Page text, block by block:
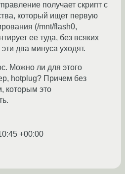
получает скрипт с
который ищет первую
(/mnt/flash0,
ее туда, без всяких
два минуса уходят.
Можно ли для этого
hotplug? Причем без
которым это
+00:00